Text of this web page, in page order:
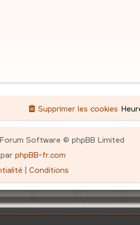
Supprimer les cookies
Software © phpBB Limited
phpBB-fr.com
| Conditions